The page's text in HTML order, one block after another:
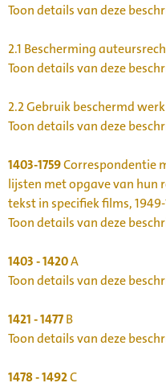
Toon details van deze
2.1 Bescherming
Toon details van deze
2.2Gebruik beschermd werk
Toon details van deze
1403-1759Correspondentie
lijsten met opgave van hun
tekst in specifiek films, 1949-
Toon details van deze
1403 - 1420A
Toon details van deze
1421 - 1477B
Toon details van deze
1478 - 1492C